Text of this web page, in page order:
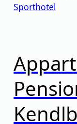
Sporthotel